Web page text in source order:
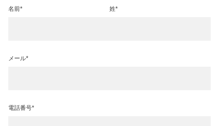
名前* 姓*
メール*
電話番号*